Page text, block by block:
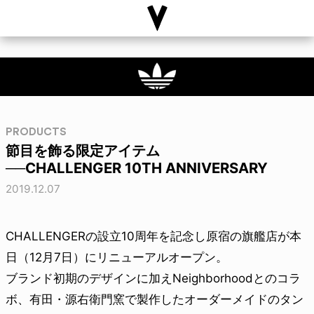
PRODUCTS
節目を飾る限定アイテム
──CHALLENGER 10TH ANNIVERSARY
2019.12.07
CHALLENGERの設立10周年を記念し原宿の旗艦店が本
日（12月7日）にリニューアルオープン。
ブランド初期のデザインに加えNeighborhoodとのコラ
ボ、有田・源右衛門窯で製作したオーダーメイドのタン